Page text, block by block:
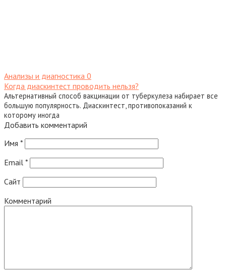
Анализы и диагностика 0
Когда диаскинтест проводить нельзя?
Альтернативный способ вакцинации от туберкулеза набирает все
большую популярность. Диаскинтест, противопоказаний к
которому иногда
Добавить комментарий
Имя *
Email *
Сайт
Комментарий